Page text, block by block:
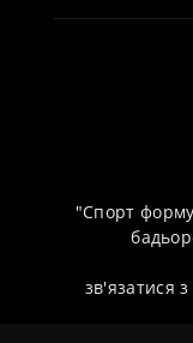
"Спорт
зв'язатися